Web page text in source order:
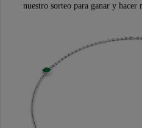
nuestro sorteo para ganar y hacer